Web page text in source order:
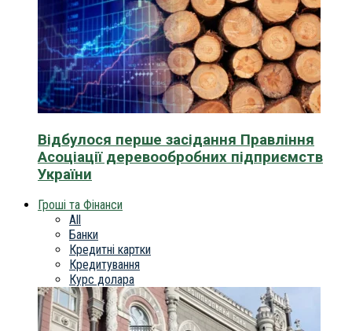
Відбулося перше засідання Правління
Асоціації деревообробних підприємств
України
Гроші та Фінанси
All
Банки
Кредитні картки
Кредитування
Курс долара